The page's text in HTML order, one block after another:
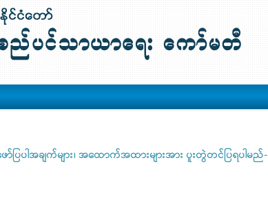
ပါအချက်များ၊ အထောက်အထားများအား ပူးတွဲတင်ပြရပါမည်-